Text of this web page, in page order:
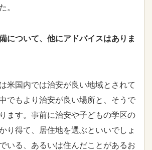
。
ついて、他にアドバイスはありま
米国内では治安が良い地域とされて
でもより治安が良い場所と、そうで
ます。事前に治安や子どもの学区の
り得て、居住地を選ぶといいでしょ
いる、あるいは住んだことがあるお